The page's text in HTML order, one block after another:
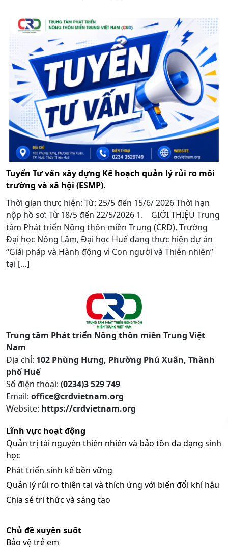
Tuyển Tư vấn xây dựng Kế hoạch quản lý rủi ro môi
trường và xã hội (ESMP).
Thời gian thực hiện: Từ: 25/5 đến 15/6/ 2026 Thời hạn
nộp hồ sơ: Từ 18/5 đến 22/5/2026 1. GIỚI THIỆU Trung
tâm Phát triển Nông thôn miền Trung (CRD), Trường
Đại học Nông Lâm, Đại học Huế đang thực hiện dự án
“Giải pháp và Hành động vì Con người và Thiên nhiên”
tại […]
Trung tâm Phát triển Nông thôn miền Trung Việt
Nam
Địa chỉ: 102 Phùng Hưng, Phường Phú Xuân, Thành
phố Huế
Số điện thoại: (0234)3 529 749
Email: office@crdvietnam.org
Website: https://crdvietnam.org
Lĩnh vực hoạt động
Quản trị tài nguyên thiên nhiên và bảo tồn đa dạng sinh
học
Phát triển sinh kế bền vững
Quản lý rủi ro thiên tai và thích ứng với biến đổi khí hậu
Chia sẻ tri thức và sáng tạo
Chủ đề xuyên suốt
Bảo vệ trẻ em